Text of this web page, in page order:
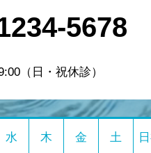
5678
（日・祝休診）
水 木 金 土